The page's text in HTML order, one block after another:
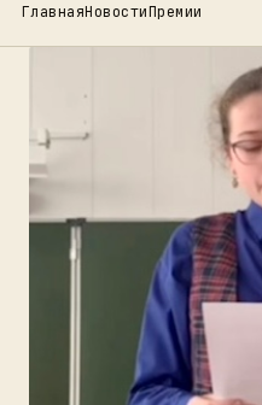
ГлавнаяНовостиПремии